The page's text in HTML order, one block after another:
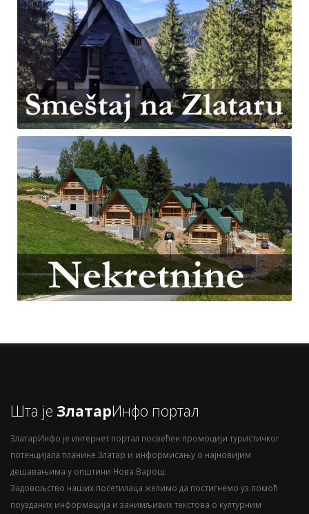
Шта је ЗлатарИнфо портал
ЗлатарИнфо је интернет портал посвећен промоцији туристичког
потенцијала планине Златар и информисању о најновијим
дешавањима у општини Нова Варош.
Задовољство наших посетилаца желимо да постигнемо уз помоћ
поузданих информација и занимљивих текстова о културним